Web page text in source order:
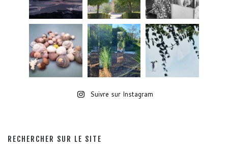
Suivre sur Instagram
RECHERCHER SUR LE SITE